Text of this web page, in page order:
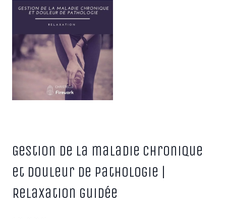
Gestion de la maladie chronique
et douleur de pathologie |
Relaxation guidée